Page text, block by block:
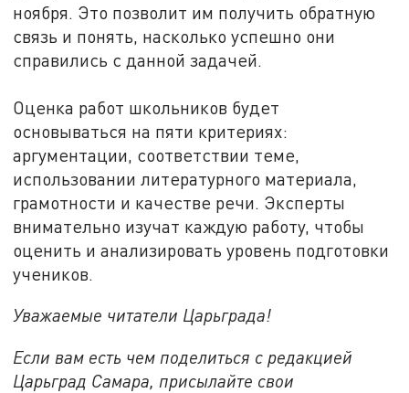
ноября. Это позволит им получить обратную
связь и понять, насколько успешно они
справились с данной задачей.
Оценка работ школьников будет
основываться на пяти критериях:
аргументации, соответствии теме,
использовании литературного материала,
грамотности и качестве речи. Эксперты
внимательно изучат каждую работу, чтобы
оценить и анализировать уровень подготовки
учеников.
Уважаемые читатели Царьграда!
Если вам есть чем поделиться с редакцией
Царьград Самара, присылайте свои